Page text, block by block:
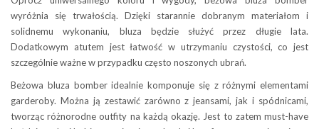
wyróżnia się trwałością. Dzięki starannie dobranym materiałom i
solidnemu wykonaniu, bluza będzie służyć przez długie lata.
Dodatkowym atutem jest łatwość w utrzymaniu czystości, co jest
szczególnie ważne w przypadku często noszonych ubrań.
Beżowa bluza bomber idealnie komponuje się z różnymi elementami
garderoby. Można ją zestawić zarówno z jeansami, jak i spódnicami,
tworząc różnorodne outfity na każdą okazję. Jest to zatem must-have